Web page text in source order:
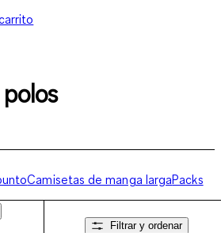
Camisetas de manga largaPacks
Filtrar y ordenar